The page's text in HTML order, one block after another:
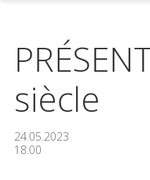
siècle
24.05.2023
18:00